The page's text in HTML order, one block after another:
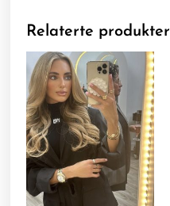
Relaterte produkter